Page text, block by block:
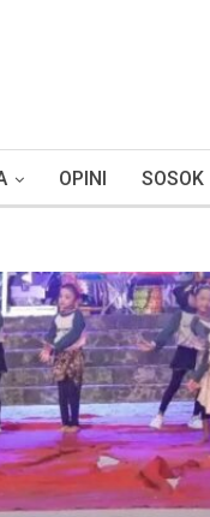
OPINI SOSOK